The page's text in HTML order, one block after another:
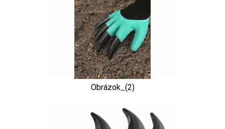
Obrázok_(2)